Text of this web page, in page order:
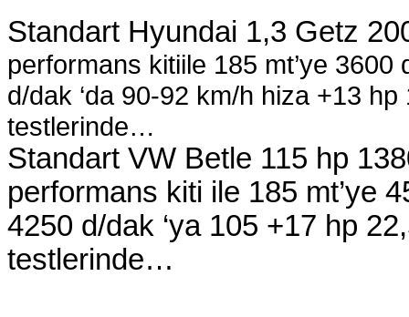
Standart Hyundai 1,3 Getz
performans kitiile 185 mt’ye
d/dak ‘da 90-92 km/h hiza +13
testlerinde…
Standart VW Betle 115 hp
performans kiti ile 185 mt’ye
4250 d/dak ‘ya 105 +17 hp
testlerinde…